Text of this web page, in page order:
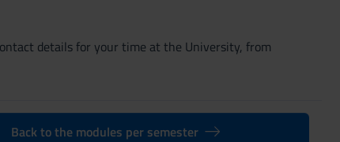
details for your time at the University, from
Back to the modules per semester